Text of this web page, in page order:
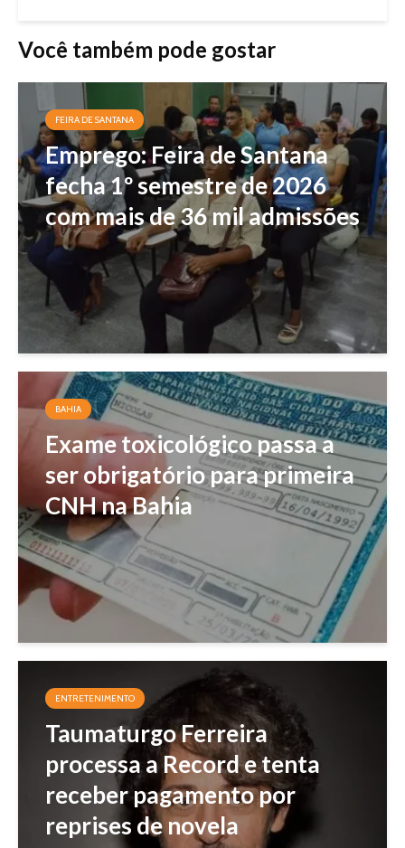
Você também pode gostar
FEIRA DE SANTANA
Emprego: Feira de Santana
fecha 1º semestre de 2026
com mais de 36 mil admissões
BAHIA
Exame toxicológico passa a
ser obrigatório para primeira
CNH na Bahia
ENTRETENIMENTO
Taumaturgo Ferreira
processa a Record e tenta
receber pagamento por
reprises de novela